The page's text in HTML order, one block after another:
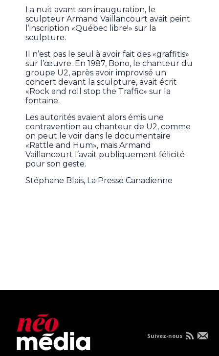
La nuit avant son inauguration, le
sculpteur Armand Vaillancourt avait peint
l’inscription «Québec libre!» sur la
sculpture.
Il n’est pas le seul à avoir fait des «graffitis»
sur l’œuvre. En 1987, Bono, le chanteur du
groupe U2, après avoir improvisé un
concert devant la sculpture, avait écrit
«Rock and roll stop the Traffic» sur la
fontaine.
Les autorités avaient alors émis une
contravention au chanteur de U2, comme
on peut le voir dans le documentaire
«Rattle and Hum», mais Armand
Vaillancourt l’avait publiquement félicité
pour son geste.
Stéphane Blais, La Presse Canadienne
Suivez-nous